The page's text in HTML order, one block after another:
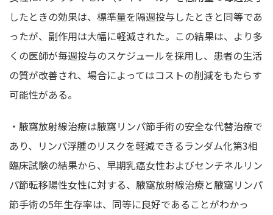
したときの効果は、標準量を隔週投与したときと同等であ
ったが、副作用は大幅に軽減された。この結果は、より多
くの医師が毎週投与のスケジュールを採用し、患者の生活
の質が改善され、場合によってはコストの削減をもたらす
可能性がある。
・腋窩放射線治療は腋窩リンパ節手術の安全な代替治療で
あり、リンパ浮腫のリスクを軽減できるランダム化第3相
臨床試験の結果から、早期乳癌女性およびセンチネルリン
パ節転移陽性女性に対する、腋窩放射線治療と腋窩リンパ
節手術の5年生存率は、同等に良好であることがわかっ